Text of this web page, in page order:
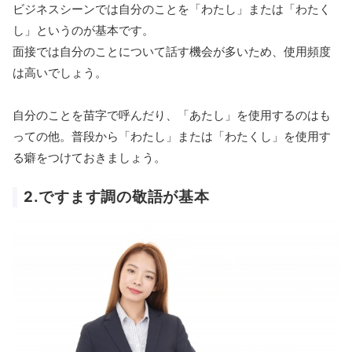
ビジネスシーンでは自分のことを「わたし」または「わたく
し」というのが基本です。
面接では自分のことについて話す機会が多いため、使用頻度
は高いでしょう。
自分のことを苗字で呼んだり、「あたし」を使用するのはも
っての他。普段から「わたし」または「わたくし」を使用す
る癖をつけておきましょう。
2.ですます調の敬語が基本